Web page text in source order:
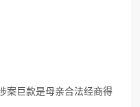
案巨款是母亲合法经商得